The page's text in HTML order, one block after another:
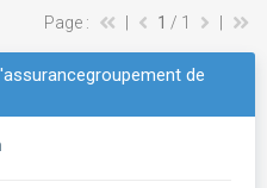
Page : 1 / 1
de